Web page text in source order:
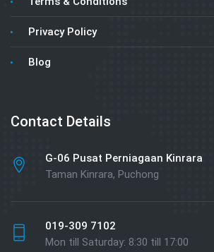
Privacy Policy
Blog
Contact Details
G-06 Pusat Perniagaan Kinrara
Taman Kinrara, Puchong
019-309 7102
Mon till Saturday: 8:30 till 17:00